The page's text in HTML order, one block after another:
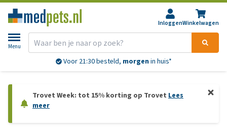
InloggenWinkelwagen
Menu
Voor 21:30 besteld, morgenin huis*
Trovet Week: tot 15% korting op Trovet Lees
meer